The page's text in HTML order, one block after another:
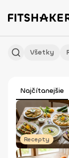
Všetky
Najčítanejšie
Recepty